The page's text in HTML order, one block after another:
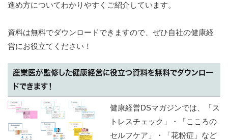
進め方についてわかりやすくご紹介しています。
資料は無料でダウンロードできますので、ぜひ自社の健康経
営にお役立てください！
産業医が監修した健康経営に役立つ資料を無料でダウンロー
ドできます！
健康経営DSマガジンでは、「ス
トレスチェック」・「こころの
セルフケア」・「花粉症」など